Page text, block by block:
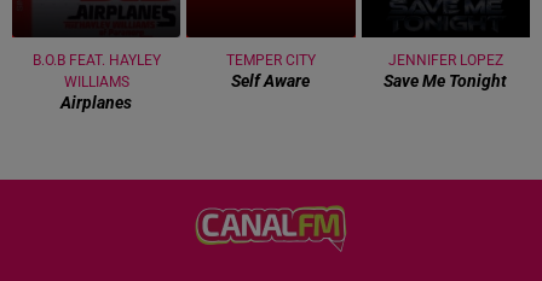
B.O.B FEAT. HAYLEY
WILLIAMS
Airplanes
TEMPER CITY
Self Aware
JENNIFER LOPEZ
Save Me Tonight